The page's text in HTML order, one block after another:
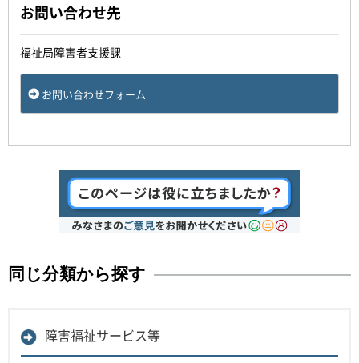
お問い合わせ先
福祉局障害者支援課
お問い合わせフォーム
同じ分類から探す
障害福祉サービス等